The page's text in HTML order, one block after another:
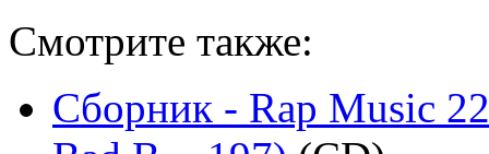
Смотрите также:
Сборник - Rap Music